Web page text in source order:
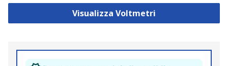
Visualizza Voltmetri